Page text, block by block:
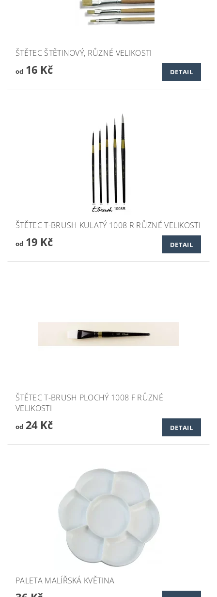
ŠTĚTEC ŠTĚTINOVÝ, RŮZNÉ VELIKOSTI
od16 Kč DETAIL
ŠTĚTEC T-BRUSH KULATÝ 1008 R RŮZNÉ VELIKOSTI
od19 Kč DETAIL
ŠTĚTEC T-BRUSH PLOCHÝ 1008 F RŮZNÉ
VELIKOSTI
od24 Kč DETAIL
PALETA MALÍŘSKÁ KVĚTINA